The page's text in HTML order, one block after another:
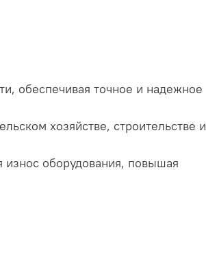
обеспечивая точное и надежное
хозяйстве, строительстве и
износ оборудования, повышая